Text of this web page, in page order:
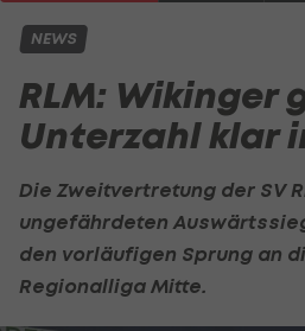
NEWS
RLM: Wikinger
Unterzahl klar
Die Zweitvertretung der SV
ungefährdeten
den vorläufigen Sprung an
Regionalliga Mitte.